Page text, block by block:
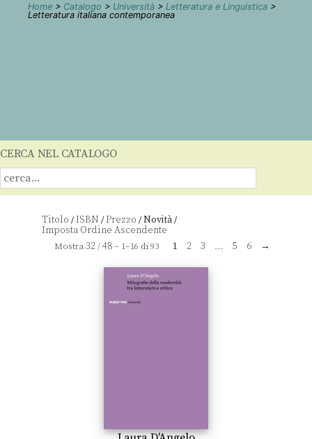
Home > Catalogo > Università > Letteratura e Linguistica >
Letteratura italiana contemporanea
CERCA NEL CATALOGO
Titolo /ISBN /Prezzo /Novità/
Mostra32/48– 1–16 di 93 1 2 3 … 5 6 →